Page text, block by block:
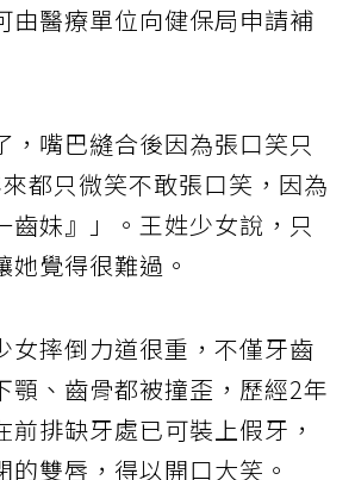
由醫療單位向健保局申請補
，嘴巴縫合後因為張口笑只
都只微笑不敢張口笑，因為
齒妹』」。王姓少女說，只
她覺得很難過。
女摔倒力道很重，不僅牙齒
顎、齒骨都被撞歪，歷經2年
前排缺牙處已可裝上假牙，
的雙唇，得以開口大笑。